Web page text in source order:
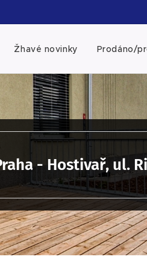
Žhavé novinky Prodáno/
- Hostivař, ul.